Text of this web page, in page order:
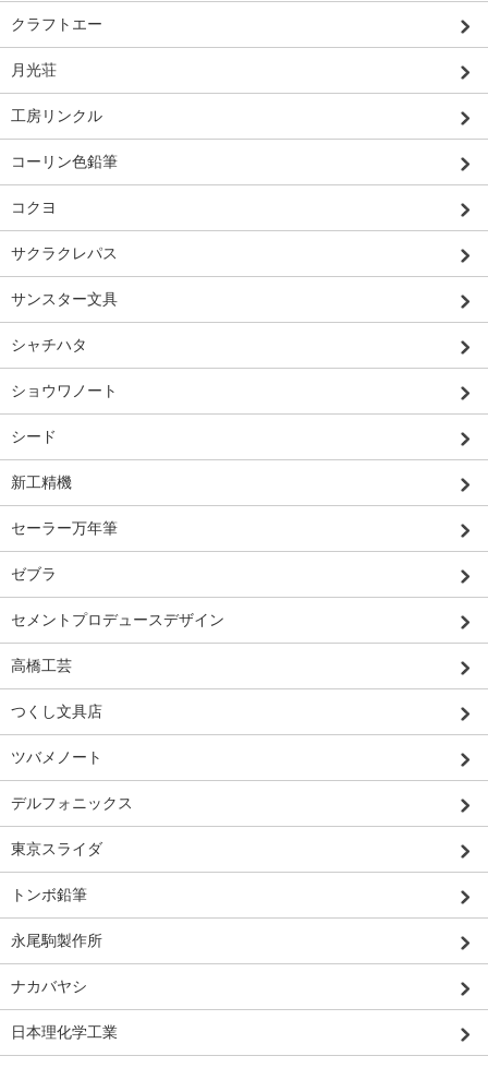
クラフトエー
月光荘
工房リンクル
コーリン色鉛筆
コクヨ
サクラクレパス
サンスター文具
シャチハタ
ショウワノート
シード
新工精機
セーラー万年筆
ゼブラ
セメントプロデュースデザイン
高橋工芸
つくし文具店
ツバメノート
デルフォニックス
東京スライダ
トンボ鉛筆
永尾駒製作所
ナカバヤシ
日本理化学工業